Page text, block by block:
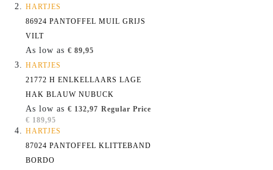
HARTJES
86924 PANTOFFEL MUIL GRIJS
VILT
As low as € 89,95
HARTJES
21772 H ENLKELLAARS LAGE
HAK BLAUW NUBUCK
As low as € 132,97 Regular Price
€ 189,95
HARTJES
87024 PANTOFFEL KLITTEBAND
BORDO